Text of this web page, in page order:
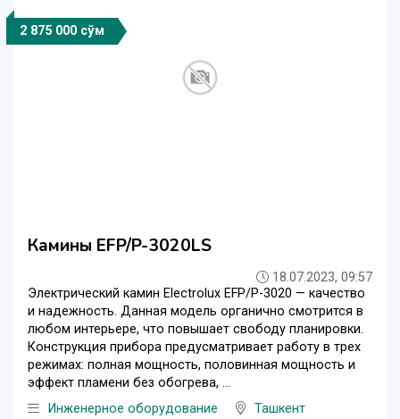
2 875 000 сўм
Камины EFP/P-3020LS
18.07.2023, 09:57
Электрический камин Electrolux EFP/P-3020 — качество
и надежность. Данная модель органично смотрится в
любом интерьере, что повышает свободу планировки.
Конструкция прибора предусматривает работу в трех
режимах: полная мощность, половинная мощность и
эффект пламени без обогрева, ...
Инженерное оборудование
Ташкент